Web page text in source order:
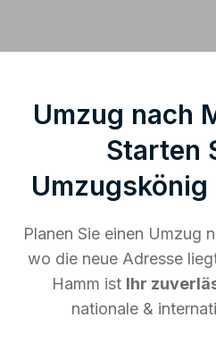
Umzug nach
Starten
Planen Sie einen Umzug
wo die neue Adresse
Hamm ist Ihr
nationale &